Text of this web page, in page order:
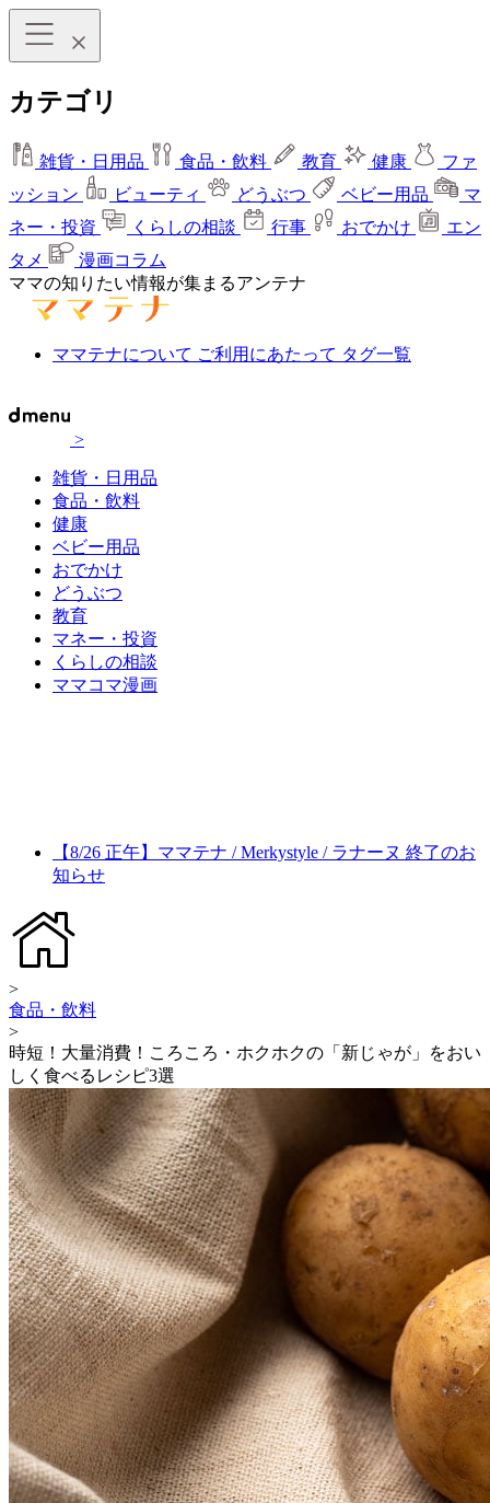
カテゴリ
雑貨・日用品 食品・飲料 教育 健康
ファ
ッション
ビューティ どうぶつ ベビー用品
マ
ネー・投資
くらしの相談 行事 おでかけ
エン
タメ
漫画コラム
ママの知りたい情報が集まるアンテナ
ママテナについて ご利用にあたって タグ一覧
>
雑貨・日用品
食品・飲料
健康
ベビー用品
おでかけ
どうぶつ
教育
マネー・投資
くらしの相談
ママコマ漫画
【8/26 正午】ママテナ / Merkystyle / ラナーヌ 終了のお
知らせ
>
食品・飲料
>
時短！大量消費！ころころ・ホクホクの「新じゃが」をおい
しく食べるレシピ3選